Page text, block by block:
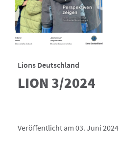
Lions Deutschland
LION 3/2024
Veröffentlicht am 03. Juni 2024